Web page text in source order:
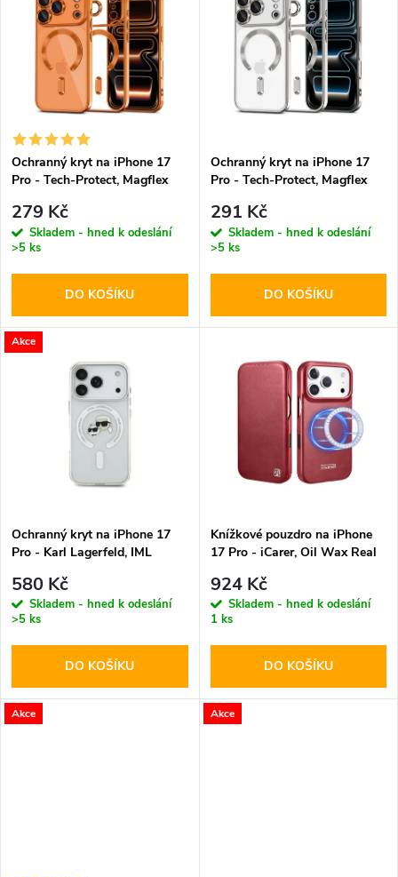
í
p
r
o
d
u
Abecedně
s
p
r
o
d
Ochranný kryt na iPhone 17
Pro - Tech-Protect, Magflex
279 Kč
Skladem - hned k odeslání
>5 ks
DO KOŠÍKU
Ochranný kryt na iPhone 17
Pro - Tech-Protect, Magflex
291 Kč
Skladem - hned k odeslání
>5 ks
DO KOŠÍKU
Akce
Ochranný kryt na iPhone 17
Pro - Karl Lagerfeld, IML
Transparent
580 Kč
Skladem - hned k odeslání
>5 ks
DO KOŠÍKU
Knížkové pouzdro na iPhone
17 Pro - iCarer, Oil Wax Real
924 Kč
Skladem - hned k odeslání
1 ks
DO KOŠÍKU
Akce Akce